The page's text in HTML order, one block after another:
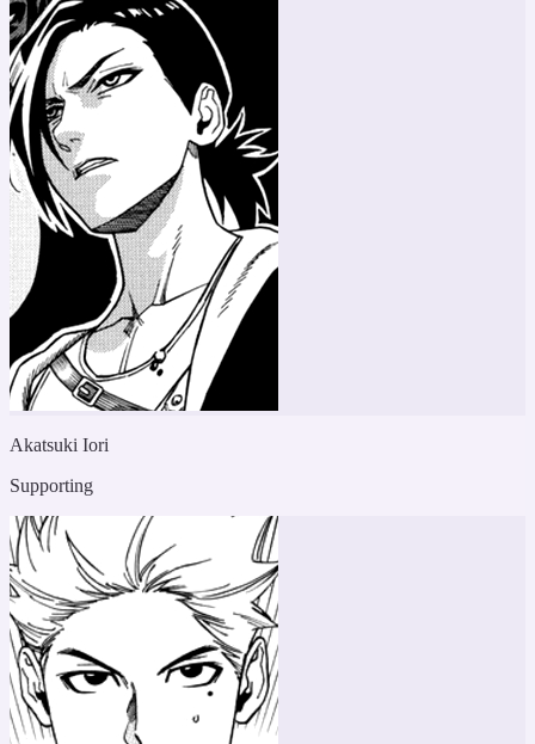
Akatsuki Iori
Supporting